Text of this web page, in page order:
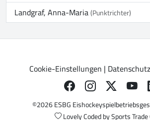
Landgraf, Anna-Maria(Punktrichter)
Cookie-Einstellungen | Datenschutz
©2026 ESBG
Lovely Coded bySports